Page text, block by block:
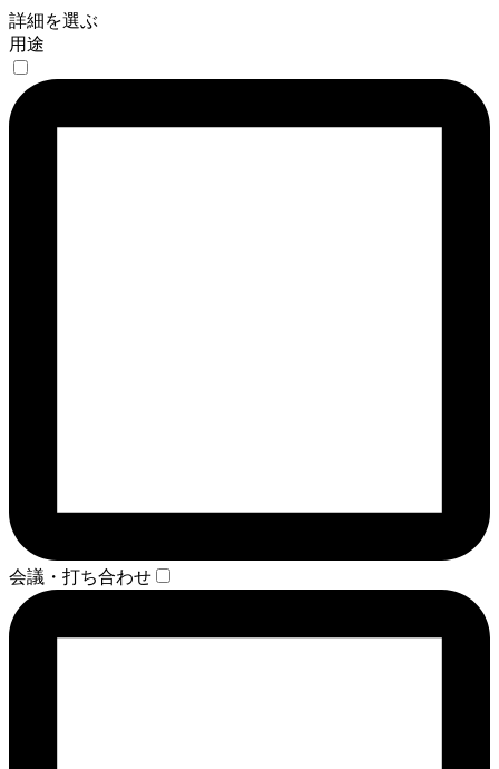
詳細を選ぶ
用途
会議・打ち合わせ